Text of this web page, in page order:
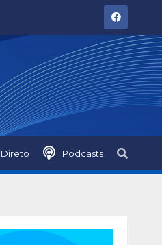
Direto Podcasts